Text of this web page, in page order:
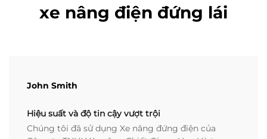
xe nâng điện đứng lái
John Smith
Hiệu suất và độ tin cậy vượt trội
Chúng tôi đã sử dụng Xe nâng đứng điện của